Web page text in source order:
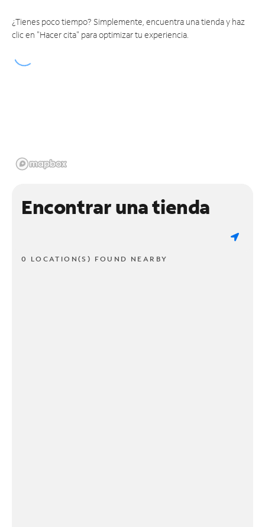
¿Tienes poco tiempo? Simplemente, encuentra una tienda y haz
clic en "Hacer cita" para optimizar tu experiencia.
Encontrar una tienda
0 LOCATION(S) FOUND NEARBY